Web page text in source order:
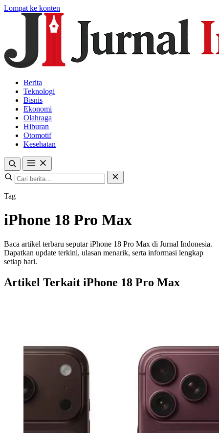
Lompat ke konten
Berita
Teknologi
Bisnis
Ekonomi
Olahraga
Hiburan
Otomotif
Kesehatan
Tag
iPhone 18 Pro Max
Baca artikel terbaru seputar iPhone 18 Pro Max di Jurnal Indonesia.
Dapatkan update terkini, ulasan menarik, serta informasi lengkap
setiap hari.
Artikel Terkait iPhone 18 Pro Max